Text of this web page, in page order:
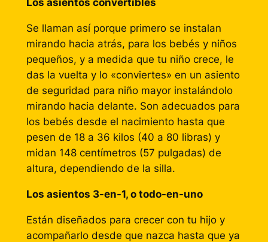
Los asientos convertibles
Se llaman así porque primero se instalan
mirando hacia atrás, para los bebés y niños
pequeños, y a medida que tu niño crece, le
das la vuelta y lo «conviertes» en un asiento
de seguridad para niño mayor instalándolo
mirando hacia delante. Son adecuados para
los bebés desde el nacimiento hasta que
pesen de 18 a 36 kilos (40 a 80 libras) y
midan 148 centímetros (57 pulgadas) de
altura, dependiendo de la silla.
Los asientos 3-en-1, o todo-en-uno
Están diseñados para crecer con tu hijo y
acompañarlo desde que nazca hasta que ya